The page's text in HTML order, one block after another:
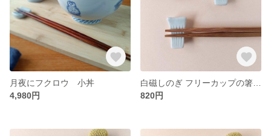
月夜にフクロウ 小丼
4,980円
820円